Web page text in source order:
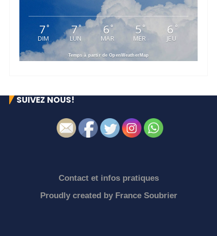
7°
DIM
7°
LUN
6°
MAR
5°
MER
6 °
JEU
Temps à partir de OpenWeatherMap
SUIVEZ NOUS!
Contact et infos pratiques
Proudly created by France Soubrier